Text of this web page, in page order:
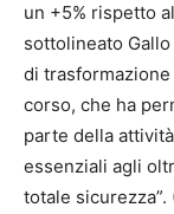
un +5% rispetto
sottolineato
di
corso, che ha
parte della
essenziali agli
totale sicurezza”.